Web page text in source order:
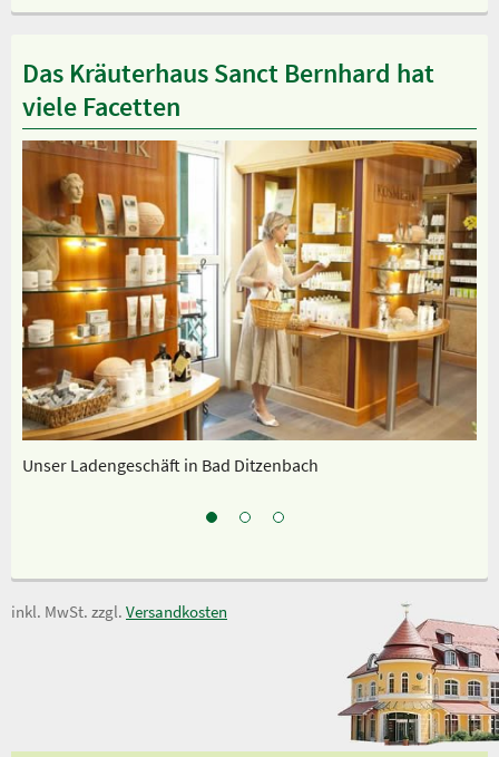
Das Kräuterhaus Sanct Bernhard hat
viele Facetten
Unser Ladengeschäft in Bad Ditzenbach
inkl. MwSt. zzgl. Versandkosten